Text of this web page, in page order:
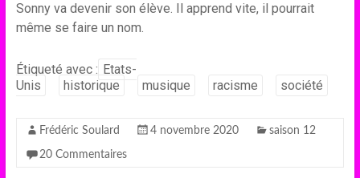
Sonny va devenir son élève. Il apprend vite, il pourrait
même se faire un nom.
Étiqueté avec : Etats-
Unis
historique musique racisme société
Frédéric Soulard 4 novembre 2020 saison 12
20 Commentaires